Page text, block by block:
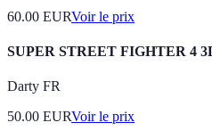
60.00 EURVoir le prix
SUPER STREET FIGHTER 4
Darty FR
50.00 EURVoir le prix